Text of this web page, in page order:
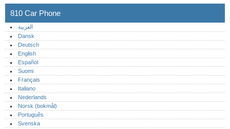
810 Car Phone
العربية
Dansk
Deutsch
English
Español
Suomi
Français
Italiano
Nederlands
Norsk (bokmål)‎
Português‎
Svenska